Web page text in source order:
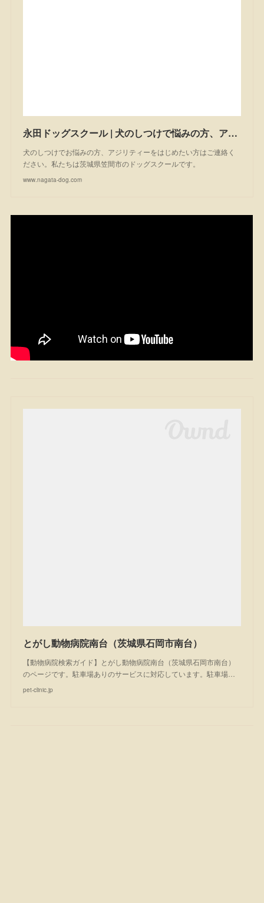
永田ドッグスクール | 犬のしつけで悩みの方、アジリティーを始めたい方は一度ご相談ください。私たちは茨城県笠間市のドッグスクールです。
犬のしつけでお悩みの方、アジリティーをはじめたい方はご連絡く
ださい。私たちは茨城県笠間市のドッグスクールです。
www.nagata-dog.com
とがし動物病院南台（茨城県石岡市南台）
【動物病院検索ガイド】とがし動物病院南台（茨城県石岡市南台）
のページです。駐車場ありのサービスに対応しています。駐車場…
pet-clinic.jp